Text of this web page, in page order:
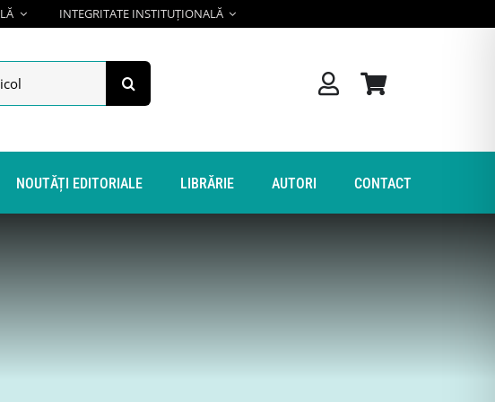
INTEGRITATE INSTITUȚIONALĂ
NOUTĂȚI EDITORIALE LIBRĂRIE AUTORI CONTACT